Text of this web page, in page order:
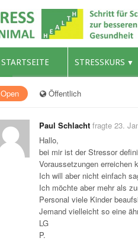
STARTSEITE STRESSKURS
Open Öffentlich
Paul Schlacht fragte 23.
Hallo,
bei mir ist der Stressor
Voraussetzungen erreichen
Ich will aber nicht einfach
Ich möchte aber mehr als
Personal viele Kinder
Jemand vielleicht so eine
LG
P.